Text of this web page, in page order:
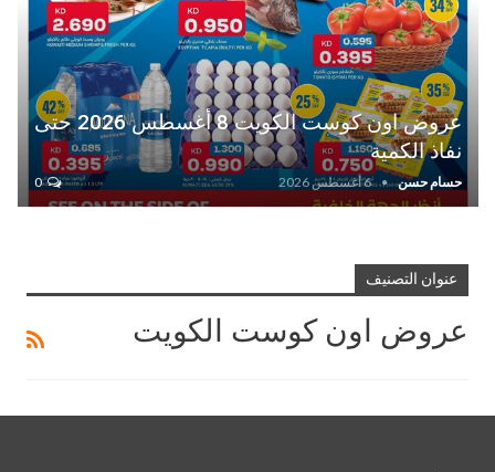
عروض اون كوست الكويت 8 أغسطس 2026 حتى
نفاذ الكمية
حسام حسن 6 أغسطس 2026 0
عنوان التصنيف
عروض اون كوست الكويت